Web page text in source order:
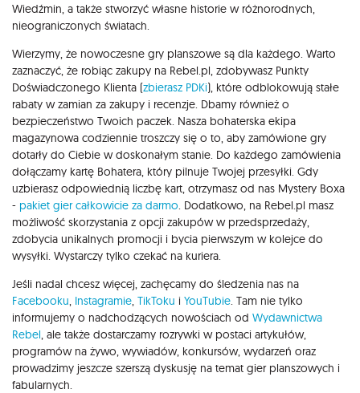
Wiedźmin, a także stworzyć własne historie w różnorodnych,
nieograniczonych światach.
Wierzymy, że nowoczesne gry planszowe są dla każdego. Warto
zaznaczyć, że robiąc zakupy na Rebel.pl, zdobywasz Punkty
Doświadczonego Klienta (zbierasz PDKi), które odblokowują stałe
rabaty w zamian za zakupy i recenzje. Dbamy również o
bezpieczeństwo Twoich paczek. Nasza bohaterska ekipa
magazynowa codziennie troszczy się o to, aby zamówione gry
dotarły do Ciebie w doskonałym stanie. Do każdego zamówienia
dołączamy kartę Bohatera, który pilnuje Twojej przesyłki. Gdy
uzbierasz odpowiednią liczbę kart, otrzymasz od nas Mystery Boxa
- pakiet gier całkowicie za darmo. Dodatkowo, na Rebel.pl masz
możliwość skorzystania z opcji zakupów w przedsprzedaży,
zdobycia unikalnych promocji i bycia pierwszym w kolejce do
wysyłki. Wystarczy tylko czekać na kuriera.
Jeśli nadal chcesz więcej, zachęcamy do śledzenia nas na
Facebooku, Instagramie, TikToku i YouTubie. Tam nie tylko
informujemy o nadchodzących nowościach od Wydawnictwa
Rebel, ale także dostarczamy rozrywki w postaci artykułów,
programów na żywo, wywiadów, konkursów, wydarzeń oraz
prowadzimy jeszcze szerszą dyskusję na temat gier planszowych i
fabularnych.